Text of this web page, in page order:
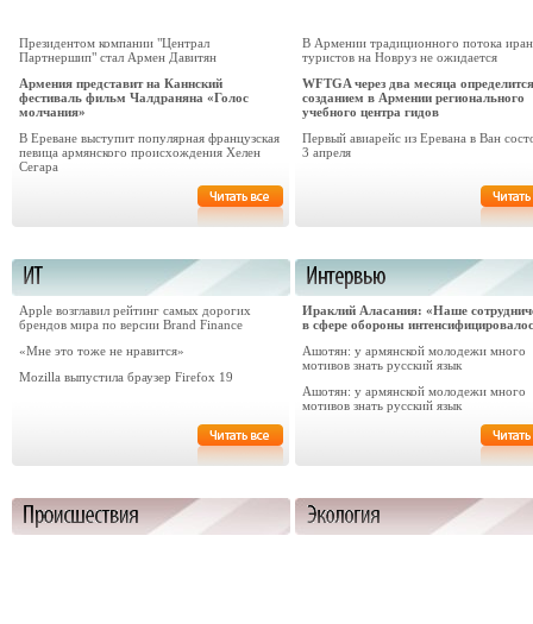
Президентом компании "Централ
Партнершип" стал Армен Давитян
Армения представит на Каннский
фестиваль фильм Чалдраняна «Голос
молчания»
В Ереване выступит популярная французская
певица армянского происхождения Хелен
Сегара
В Армении традиционного потока
туристов на Новруз не ожидается
WFTGA через два месяца
созданием в Армении регионального
учебного центра гидов
Первый авиарейс из Еревана в Ван
3 апреля
Apple возглавил рейтинг самых дорогих
брендов мира по версии Brand Finance
«Мне это тоже не нравится»
Mozilla выпустила браузер Firefox 19
Ираклий Аласания: «Наше
в сфере обороны
Ашотян: у армянской молодежи много
мотивов знать русский язык
Ашотян: у армянской молодежи много
мотивов знать русский язык